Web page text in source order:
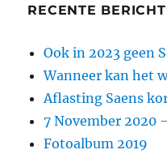
RECENTE
Ook in 2023 geen
Wanneer kan het
Aflasting Saens
7 November 2020
Fotoalbum 2019